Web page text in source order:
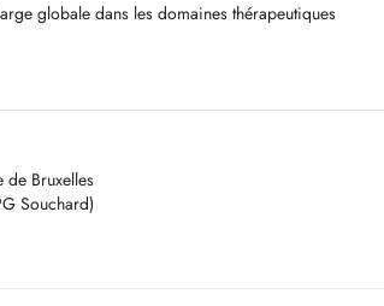
globale dans les domaines thérapeutiques
posturologie;
inférieur, supérieur et de la colonne;
de Bruxelles
Souchard)